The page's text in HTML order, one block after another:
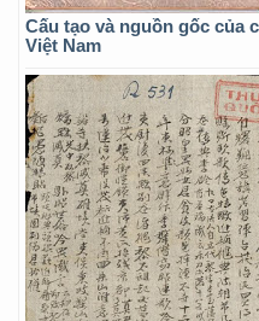
Cấu tạo và nguồn gốc của
Việt Nam